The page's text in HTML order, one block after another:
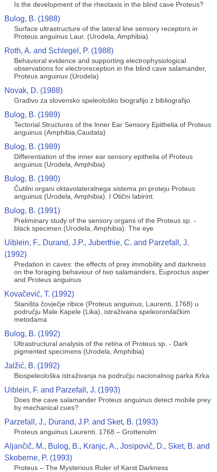
Is the development of the rheotaxis in the blind cave Proteus?
Bulog, B. (1988)
Surface ultrastructure of the lateral line sensory receptors in
Proteus anguinus Laur. (Urodela, Amphibia)
Roth, A. and Schlegel, P. (1988)
Behavioral evidence and supporting electrophysiological
observations for electroreception in the blind cave salamander,
Proteus anguinus (Urodela)
Novak, D. (1988)
Gradivo za slovensko speleološko biografijo z bibliografijo
Bulog, B. (1989)
Tectorial Structures of the lnner Ear Sensory Epithelia of Proteus
anguinus (Amphibia,Caudata)
Bulog, B. (1989)
Differentiation of the inner ear sensory epithelia of Proteus
anguinus (Urodela, Amphibia)
Bulog, B. (1990)
Čutilni organi oktavolateralnega sistema pri proteju Proteus
anguinus (Urodela, Amphibia). I Otični labirint.
Bulog, B. (1991)
Preliminary study of the sensory organs of the Proteus sp. -
black specimen (Urodela, Amphibia). The eye
Uiblein, F., Durand, J.P., Juberthie, C. and Parzefall, J.
(1992)
Predation in caves: the effects of prey immobility and darkness
on the foraging behaviour of two salamanders, Euproctus asper
and Proteus anguinus
Kovačević, T. (1992)
Staništa čovječje ribice (Proteus anguinus, Laurenti, 1768) u
području Male Kapele (Lika), istraživana speleoronilačkim
metodama
Bulog, B. (1992)
Ultrastructural analysis of the retina of Proteus sp. - Dark
pigmented specimens (Urodela, Amphibia)
Jalžić, B. (1992)
Biospeleološka istraživanja na području nacionalnog parka Krka
Uiblein, F. and Parzefall, J. (1993)
Does the cave salamander Proteus anguinus detect mobile prey
by mechanical cues?
Parzefall, J., Durand, J.P. and Sket, B. (1993)
Proteus anguinus Laurenti, 1768.– Grottenolm
Aljančič, M., Bulog, B., Kranjc, A., Josipovič, D., Sket, B. and
Skoberne, P. (1993)
Proteus – The Mysterious Ruler of Karst Darkness